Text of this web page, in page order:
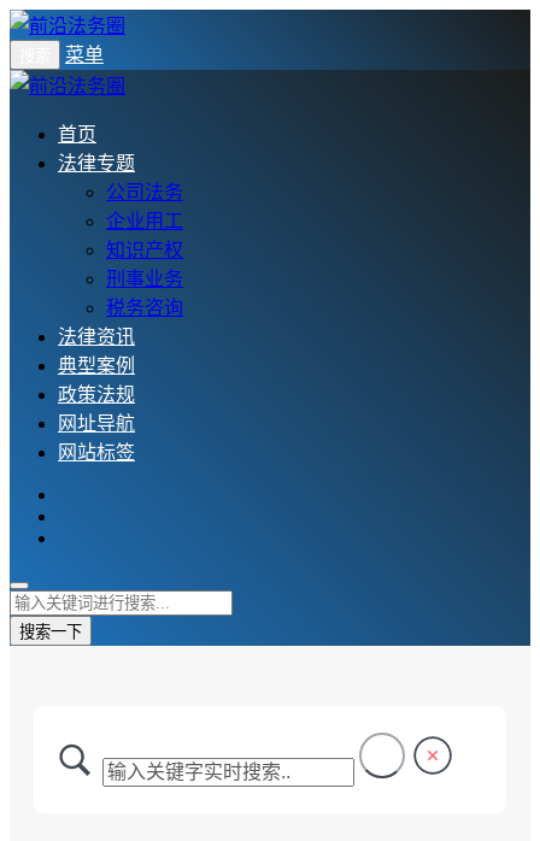
菜单
首页
法律专题
公司法务
企业用工
知识产权
刑事业务
税务咨询
法律资讯
典型案例
政策法规
网址导航
网站标签
搜索一下